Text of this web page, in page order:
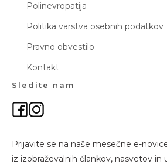
Polinevropatija
Politika varstva osebnih podatkov
Pravno obvestilo
Kontakt
Sledite nam
Prijavite se na naše mesečne e-
iz izobraževalnih člankov, nasvetov in